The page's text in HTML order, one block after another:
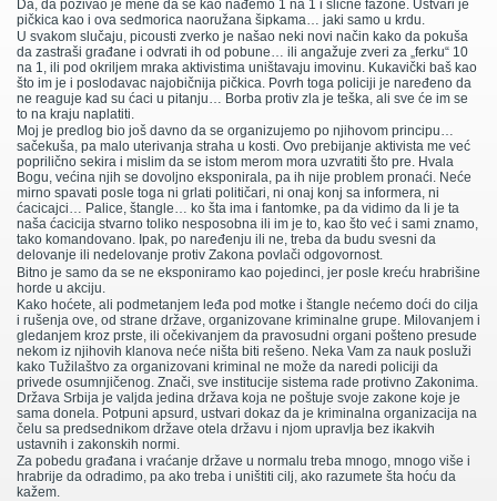
Da, da pozivao je mene da se kao nađemo 1 na 1 i slične fazone. Ustvari je
pičkica kao i ova sedmorica naoružana šipkama… jaki samo u krdu.
U svakom slučaju, picousti zverko je našao neki novi način kako da pokuša
da zastraši građane i odvrati ih od pobune… ili angažuje zveri za „ferku“ 10
na 1, ili pod okriljem mraka aktivistima uništavaju imovinu. Kukavički baš kao
što im je i poslodavac najobičnija pičkica. Povrh toga policiji je naređeno da
ne reaguje kad su ćaci u pitanju… Borba protiv zla je teška, ali sve će im se
to na kraju naplatiti.
Moj je predlog bio još davno da se organizujemo po njihovom principu…
sačekuša, pa malo uterivanja straha u kosti. Ovo prebijanje aktivista me već
poprilično sekira i mislim da se istom merom mora uzvratiti što pre. Hvala
Bogu, većina njih se dovoljno eksponirala, pa ih nije problem pronaći. Neće
mirno spavati posle toga ni grlati političari, ni onaj konj sa informera, ni
ćacicajci… Palice, štangle… ko šta ima i fantomke, pa da vidimo da li je ta
naša ćacicija stvarno toliko nesposobna ili im je to, kao što već i sami znamo,
tako komandovano. Ipak, po naređenju ili ne, treba da budu svesni da
delovanje ili nedelovanje protiv Zakona povlači odgovornost.
Bitno je samo da se ne eksponiramo kao pojedinci, jer posle kreću hrabrišine
horde u akciju.
Kako hoćete, ali podmetanjem leđa pod motke i štangle nećemo doći do cilja
i rušenja ove, od strane države, organizovane kriminalne grupe. Milovanjem i
gledanjem kroz prste, ili očekivanjem da pravosudni organi pošteno presude
nekom iz njihovih klanova neće ništa biti rešeno. Neka Vam za nauk posluži
kako Tužilaštvo za organizovani kriminal ne može da naredi policiji da
privede osumnjičenog. Znači, sve institucije sistema rade protivno Zakonima.
Država Srbija je valjda jedina država koja ne poštuje svoje zakone koje je
sama donela. Potpuni apsurd, ustvari dokaz da je kriminalna organizacija na
čelu sa predsednikom države otela državu i njom upravlja bez ikakvih
ustavnih i zakonskih normi.
Za pobedu građana i vraćanje države u normalu treba mnogo, mnogo više i
hrabrije da odradimo, pa ako treba i uništiti cilj, ako razumete šta hoću da
kažem.